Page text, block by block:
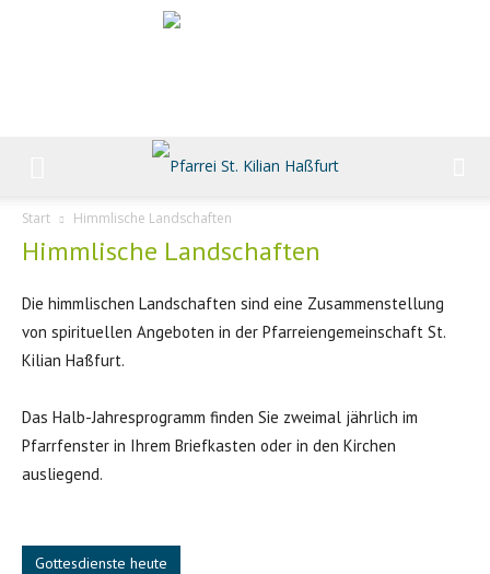
Start Himmlische Landschaften
Himmlische Landschaften
Die himmlischen Landschaften sind eine Zusammenstellung
von spirituellen Angeboten in der Pfarreiengemeinschaft St.
Kilian Haßfurt.
Das Halb-Jahresprogramm finden Sie zweimal jährlich im
Pfarrfenster in Ihrem Briefkasten oder in den Kirchen
ausliegend.
Gottesdienste heute